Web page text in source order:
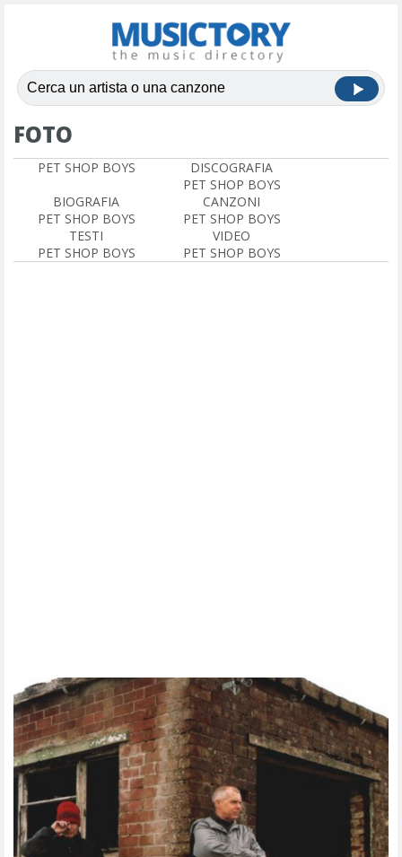
FOTO
PET SHOP BOYS
DISCOGRAFIA
PET SHOP BOYS
BIOGRAFIA
PET SHOP BOYS
CANZONI
PET SHOP BOYS
TESTI
PET SHOP BOYS
VIDEO
PET SHOP BOYS